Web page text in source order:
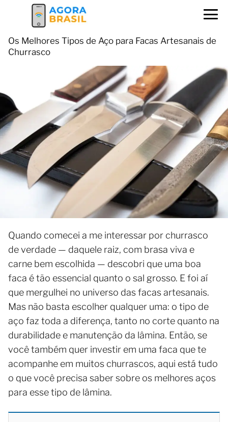
Os Melhores Tipos de Aço para Facas Artesanais de
Churrasco
Quando comecei a me interessar por churrasco
de verdade — daquele raiz, com brasa viva e
carne bem escolhida — descobri que uma boa
faca é tão essencial quanto o sal grosso. E foi aí
que mergulhei no universo das facas artesanais.
Mas não basta escolher qualquer uma: o tipo de
aço faz toda a diferença, tanto no corte quanto na
durabilidade e manutenção da lâmina. Então, se
você também quer investir em uma faca que te
acompanhe em muitos churrascos, aqui está tudo
o que você precisa saber sobre os melhores aços
para esse tipo de lâmina.